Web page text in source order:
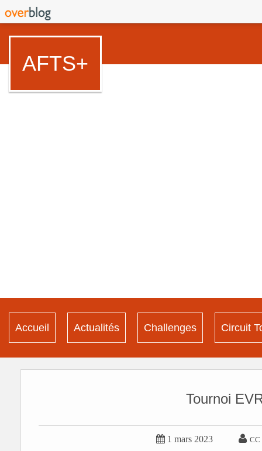
AFTS+
Accueil Actualités Challenges Circuit
Tournoi
 1 mars 2023  CC